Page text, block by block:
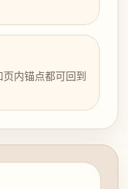
内锚点都可回到